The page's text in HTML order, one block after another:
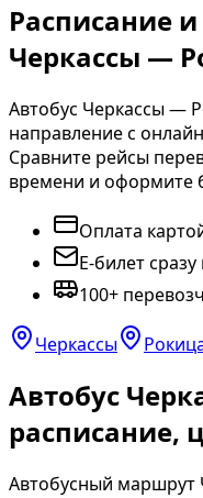
Расписание
Черкассы —
Автобус Черкассы —
направление с
Сравните рейсы
времени и оформите
Оплата
E-билет
100+
Черкассы
Автобус
расписание,
Автобусный маршрут